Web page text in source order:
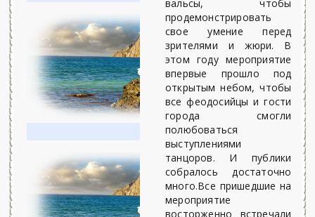
вальсы, чтобы
продемонстрировать
свое умение перед
зрителями и жюри. В
этом году мероприятие
впервые прошло под
открытым небом, чтобы
все феодосийцы и гости
города смогли
полюбоваться
выступлениями
танцоров. И публики
собралось достаточно
много.Все пришедшие на
мероприятие
восторженно встречали